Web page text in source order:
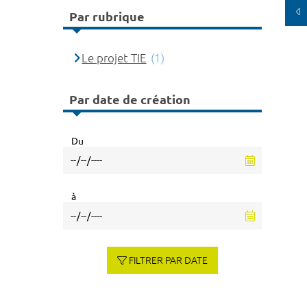
Par rubrique
Le projet TIE (1)
Par date de création
Du
à
FILTRER PAR DATE